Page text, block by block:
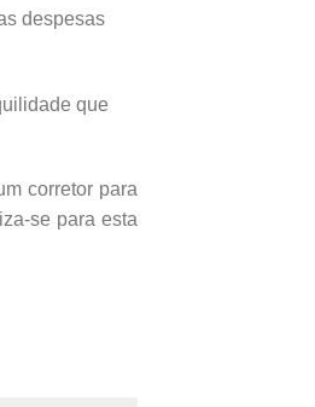
despesas
que
corretor para
se para esta